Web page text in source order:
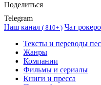
Поделиться
Telegram
Наш канал ( 810+ ) Чат
Тексты и переводы
Жанры
Компании
Фильмы и сериалы
Книги и пресса